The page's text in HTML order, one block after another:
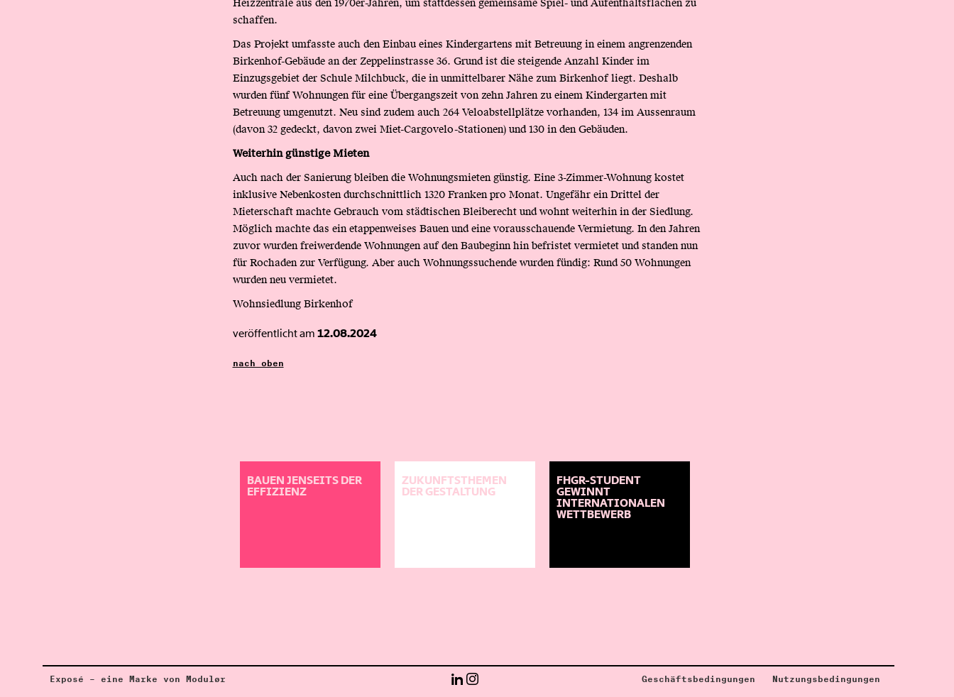
Heizzentrale aus den 1970er-Jahren, um stattdessen gemeinsame Spiel- und Aufenthaltsflächen zu
schaffen.
Das Projekt umfasste auch den Einbau eines Kindergartens mit Betreuung in einem angrenzenden
Birkenhof-Gebäude an der Zeppelinstrasse 36. Grund ist die steigende Anzahl Kinder im
Einzugsgebiet der Schule Milchbuck, die in unmittelbarer Nähe zum Birkenhof liegt. Deshalb
wurden fünf Wohnungen für eine Übergangszeit von zehn Jahren zu einem Kindergarten mit
Betreuung umgenutzt. Neu sind zudem auch 264 Veloabstellplätze vorhanden, 134 im Aussenraum
(davon 32 gedeckt, davon zwei Miet-Cargovelo-Stationen) und 130 in den Gebäuden.
Weiterhin günstige Mieten
Auch nach der Sanierung bleiben die Wohnungsmieten günstig. Eine 3-Zimmer-Wohnung kostet
inklusive Nebenkosten durchschnittlich 1320 Franken pro Monat. Ungefähr ein Drittel der
Mieterschaft machte Gebrauch vom städtischen Bleiberecht und wohnt weiterhin in der Siedlung.
Möglich machte das ein etappenweises Bauen und eine vorausschauende Vermietung. In den Jahren
zuvor wurden freiwerdende Wohnungen auf den Baubeginn hin befristet vermietet und standen nun
für Rochaden zur Verfügung. Aber auch Wohnungssuchende wurden fündig: Rund 50 Wohnungen
wurden neu vermietet.
Wohnsiedlung Birkenhof
veröffentlicht am 12.08.2024
nach oben
BAUEN JENSEITS DER
EFFIZIENZ
ZUKUNFTSTHEMEN
DER GESTALTUNG
FHGR-STUDENT
GEWINNT
INTERNATIONALEN
WETTBEWERB
Exposé – eine Marke von Modulør Geschäftsbedingungen Nutzungsbedingungen